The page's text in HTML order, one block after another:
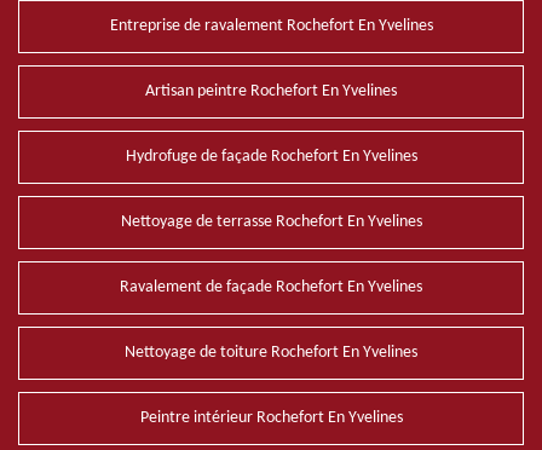
Entreprise de ravalement Rochefort En Yvelines
Artisan peintre Rochefort En Yvelines
Hydrofuge de façade Rochefort En Yvelines
Nettoyage de terrasse Rochefort En Yvelines
Ravalement de façade Rochefort En Yvelines
Nettoyage de toiture Rochefort En Yvelines
Peintre intérieur Rochefort En Yvelines